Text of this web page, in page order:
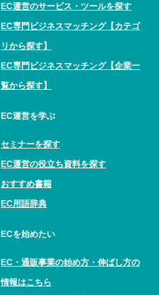
EC運営のサービス・ツールを探す
EC専門ビジネスマッチング【カテゴ
リから探す】
EC専門ビジネスマッチング【企業一
覧から探す】
EC運営を学ぶ
セミナーを探す
EC運営の役立ち資料を探す
おすすめ書籍
EC用語辞典
ECを始めたい
EC・通販事業の始め方・伸ばし方の
情報はこちら